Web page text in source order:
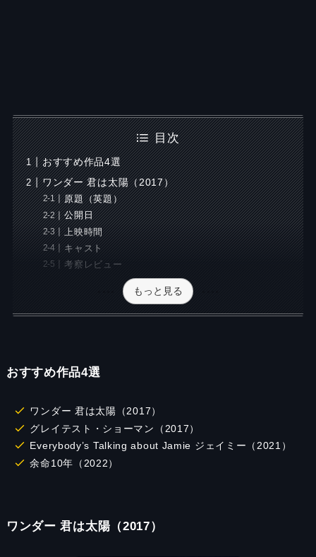
目次
おすすめ作品4選
ワンダー 君は太陽（2017）
原題（英題）
公開日
上映時間
キャスト
考察レビュー
もっと見る
おすすめ作品4選
ワンダー 君は太陽（2017）
グレイテスト・ショーマン（2017）
Everybody’s Talking about Jamie ジェイミー（2021）
余命10年（2022）
ワンダー 君は太陽（2017）